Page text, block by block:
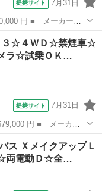
提携サイト 7月31日
ド名： Ｘ ブレー
／テレビ／Ｂｌｕｅｔ
３☆４ＷＤ☆禁煙車☆
ラ☆試乗ＯＫ…
提携サイト 7月31日
ド名： ＬＳＡ３☆
試乗ＯＫ ４ＷＤ☆衝
ス ＸメイクアップＬ
両電動Ｄ☆全…